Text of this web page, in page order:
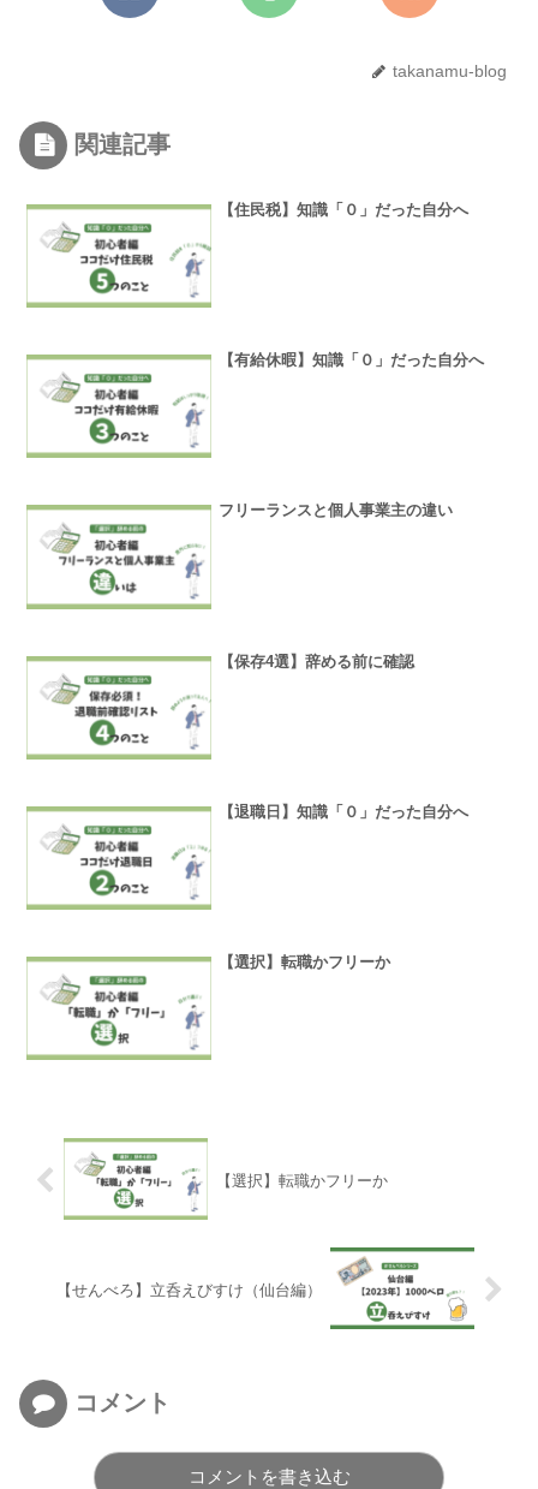
takanamu-blog
関連記事
【住民税】知識「０」だった自分へ
【有給休暇】知識「０」だった自分へ
フリーランスと個人事業主の違い
【保存4選】辞める前に確認
【退職日】知識「０」だった自分へ
【選択】転職かフリーか
【選択】転職かフリーか
【せんべろ】立呑えびすけ（仙台編）
コメント
コメントを書き込む